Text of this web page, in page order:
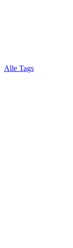
Alle Tags